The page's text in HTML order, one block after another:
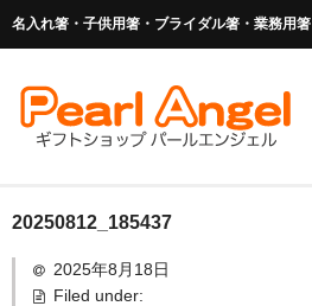
名入れ箸・子供用箸・ブライダル箸・業務用箸
商品を探す
お子様の入卒園に
20250812_185437
2025年8月18日
Filed under: